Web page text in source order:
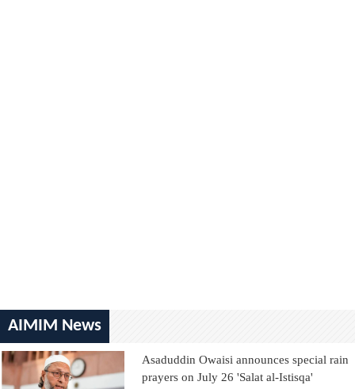
AIMIM News
Asaduddin Owaisi announces special rain
prayers on July 26 'Salat al-Istisqa'